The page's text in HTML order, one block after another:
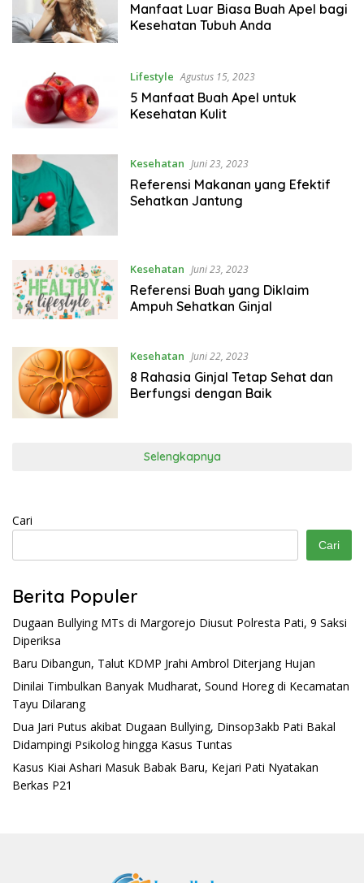
Manfaat Luar Biasa Buah Apel bagi
Kesehatan Tubuh Anda
Lifestyle Agustus 15, 2023
5 Manfaat Buah Apel untuk
Kesehatan Kulit
Kesehatan Juni 23, 2023
Referensi Makanan yang Efektif
Sehatkan Jantung
Kesehatan Juni 23, 2023
Referensi Buah yang Diklaim
Ampuh Sehatkan Ginjal
Kesehatan Juni 22, 2023
8 Rahasia Ginjal Tetap Sehat dan
Berfungsi dengan Baik
Selengkapnya
Cari
Cari
Berita Populer
Dugaan Bullying MTs di Margorejo Diusut Polresta Pati, 9 Saksi
Diperiksa
Baru Dibangun, Talut KDMP Jrahi Ambrol Diterjang Hujan
Dinilai Timbulkan Banyak Mudharat, Sound Horeg di Kecamatan
Tayu Dilarang
Dua Jari Putus akibat Dugaan Bullying, Dinsop3akb Pati Bakal
Didampingi Psikolog hingga Kasus Tuntas
Kasus Kiai Ashari Masuk Babak Baru, Kejari Pati Nyatakan
Berkas P21